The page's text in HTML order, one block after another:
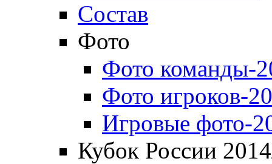
Состав
Фото
Фото команды-
Фото игроков-
Игровые фото-
Кубок России